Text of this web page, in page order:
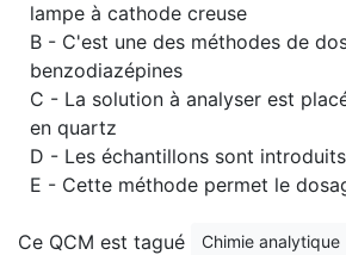
lampe à cathode creuse
B - C'est une des méthodes de
benzodiazépines
C - La solution à analyser est
en quartz
D - Les échantillons sont
E - Cette méthode permet le
Ce QCM est tagué Chimie analytique